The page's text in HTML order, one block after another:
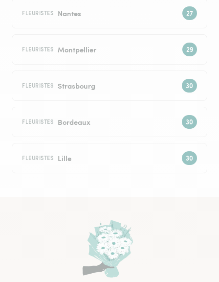
FLEURISTES Nantes
FLEURISTES Montpellier
FLEURISTES Strasbourg
FLEURISTES Bordeaux
FLEURISTES Lille